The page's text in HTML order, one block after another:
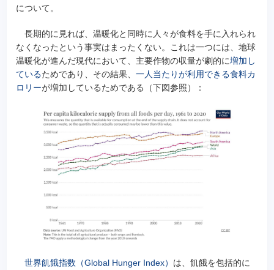
について。
長期的に見れば、温暖化と同時に人々が食料を手に入れられ
なくなったという事実はまったくない。これは一つには、地球
温暖化が進んだ現代において、主要作物の収量が劇的に増加し
ているためであり、その結果、 一人当たりが利用できる食料カ
ロリーが増加しているためである（下図参照）：
世界飢餓指数（Global Hunger Index） は、飢餓を包括的に